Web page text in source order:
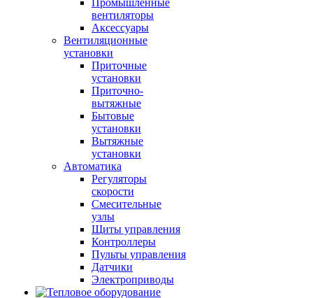
Промышленные
вентиляторы
Аксессуары
Вентиляционные
установки
Приточные
установки
Приточно-
вытяжные
Бытовые
установки
Вытяжные
установки
Автоматика
Регуляторы
скорости
Смесительные
узлы
Щиты управления
Контроллеры
Пульты управления
Датчики
Электроприводы